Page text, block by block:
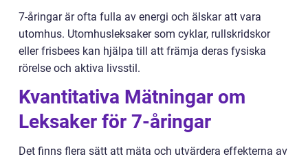
7-åringar är ofta fulla av energi och älskar att vara
utomhus. Utomhusleksaker som cyklar, rullskridskor
eller frisbees kan hjälpa till att främja deras fysiska
rörelse och aktiva livsstil.
Kvantitativa Mätningar om
Leksaker för 7-åringar
Det finns flera sätt att mäta och utvärdera effekterna av